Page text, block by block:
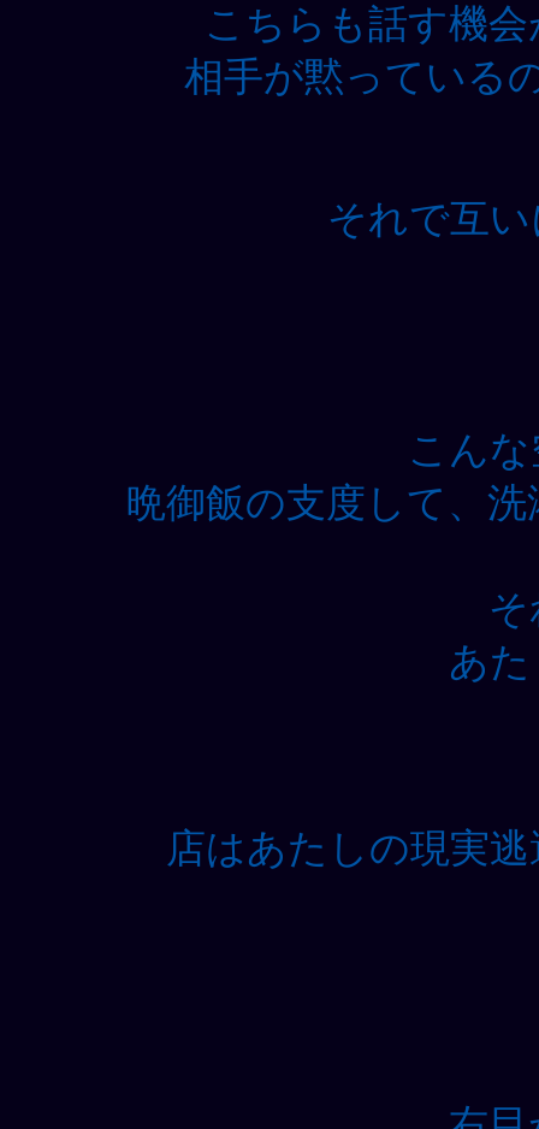
こちらも話す機
相手が黙っている
それで互
こん
晩御飯の支度して、
あ
店はあたしの現実